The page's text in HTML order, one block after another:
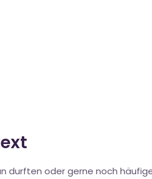
durften oder gerne noch